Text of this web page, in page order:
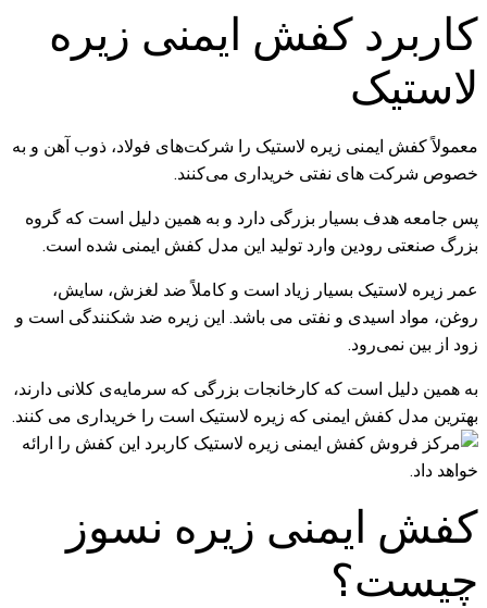
کاربرد کفش ایمنی زیره
لاستیک
معمولاً کفش ایمنی زیره لاستیک را شرکت‌های فولاد، ذوب آهن و به
خصوص شرکت های نفتی خریداری می‌کنند.
پس جامعه هدف بسیار بزرگی دارد و به همین دلیل است که گروه
بزرگ صنعتی رودین وارد تولید این مدل کفش ایمنی شده است.
عمر زیره لاستیک بسیار زیاد است و کاملاً ضد لغزش، سایش،
روغن، مواد اسیدی و نفتی می باشد. این زیره ضد شکنندگی است و
زود از بین نمی‌رود.
به همین دلیل است که کارخانجات بزرگی که سرمایه‌ی کلانی دارند،
بهترین مدل کفش ایمنی که زیره لاستیک است را خریداری می کنند.
کفش ایمنی زیره نسوز
چیست؟